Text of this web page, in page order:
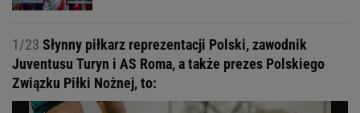
1/23 Słynny piłkarz reprezentacji Polski, zawodnik
Juventusu Turyn i AS Roma, a także prezes Polskiego
Związku Piłki Nożnej, to: